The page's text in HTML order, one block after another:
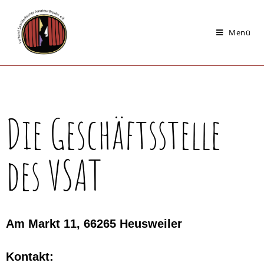
Menü
Die Geschäftsstelle
des VSAT
Am Markt 11, 66265 Heusweiler
Kontakt: